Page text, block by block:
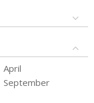
April
September